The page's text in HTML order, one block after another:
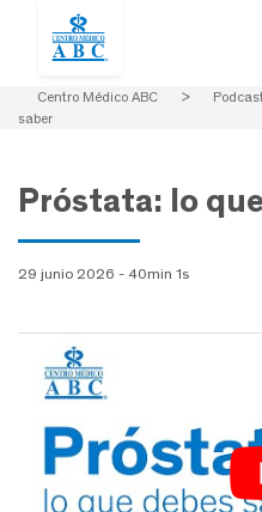
Centro Médico ABC >
saber
Próstata: lo
29 junio 2026 - 40min 1s